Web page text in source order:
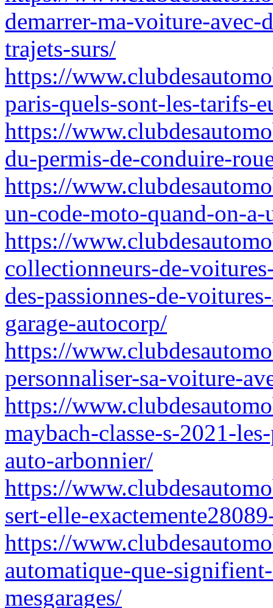
demarrer-ma-voiture-avec-
trajets-surs/
https://
paris-quels-sont-les-tarifs-
https://
du-permis-de-conduire-
https://
un-code-moto-quand-on-
https://
collectionneurs-de-
des-passionnes-de-
garage-autocorp/
https://
personnaliser-sa-voiture-
https://
maybach-classe-s-2021-
auto-arbonnier/
https://
sert-elle-
https://
automatique-que-
mesgarages/